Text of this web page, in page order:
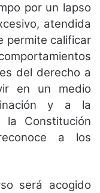
por un lapso
atendida
permite calificar
del derecho a
en un medio
y a la
Constitución
a los
será acogido